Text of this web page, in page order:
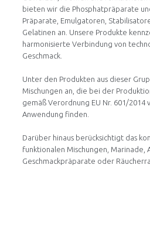
bieten wir die Phosphatpräparate
Präparate, Emulgatoren,
Gelatinen an. Unsere Produkte
harmonisierte Verbindung von
Geschmack.
Unter den Produkten aus dieser
Mischungen an, die bei der
gemäß Verordnung EU Nr. 601/2014
Anwendung finden.
Darüber hinaus berücksichtigt das
funktionalen Mischungen, Marinade,
Geschmackpräparate oder